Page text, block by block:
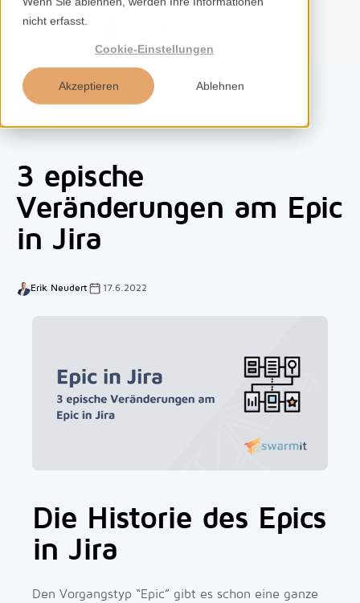
nicht erfasst.
Cookie-Einstellungen
Akzeptieren Ablehnen
Services
Kompetenzen
3 epische
Veränderungen am Epic
in Jira
Erik Neudert 17.6.2022
Die Historie des Epics
in Jira
Den Vorgangstyp “Epic” gibt es schon eine ganze